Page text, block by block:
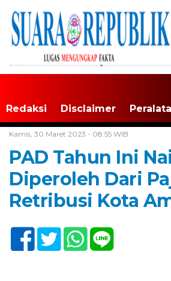
Redaksi Disclaimer
Kamis, 30 Maret 2023 - 08:55 WIB
PAD Tahun Ini
Diperoleh Dari
Retribusi Kota